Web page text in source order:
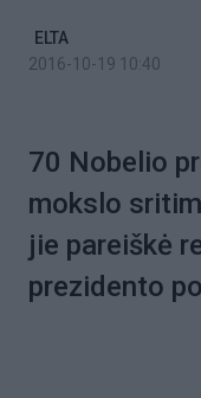
ELTA
2016-10-19 10:40
70 Nobelio
mokslo
jie pareiškė
prezidento